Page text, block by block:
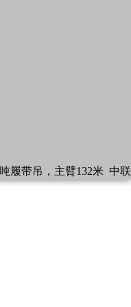
履带吊，主臂132米 中联